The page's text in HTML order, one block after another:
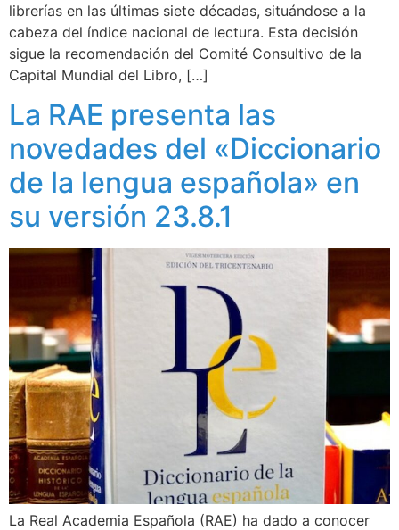
librerías en las últimas siete décadas, situándose a la
cabeza del índice nacional de lectura. Esta decisión
sigue la recomendación del Comité Consultivo de la
Capital Mundial del Libro, […]
La RAE presenta las
novedades del «Diccionario
de la lengua española» en
su versión 23.8.1
La Real Academia Española (RAE) ha dado a conocer